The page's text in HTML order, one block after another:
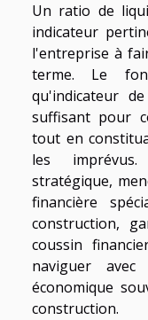
Un ratio de
indicateur
l'entreprise à
terme. Le
qu'indicateur
suffisant pour
tout en
les
stratégique,
financière
construction,
coussin
naviguer
économique
construction.